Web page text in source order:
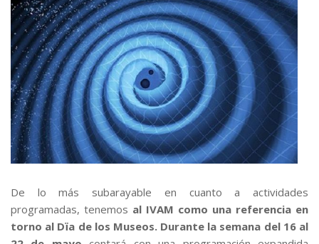
De lo más subarayable en cuanto a actividades
programadas, tenemos al IVAM como una referencia en
torno al Dïa de los Museos. Durante la semana del 16 al